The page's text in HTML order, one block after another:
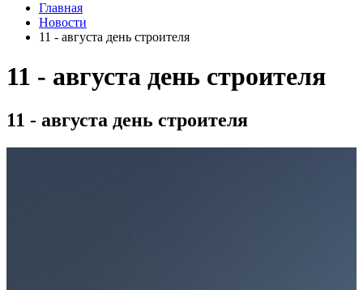
Главная
Новости
11 - августа день строителя
11 - августа день строителя
11 - августа день строителя